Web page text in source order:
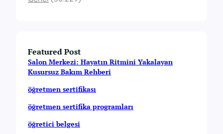
Featured Post
Salon Merkezi: Hayatın Ritmini Yakalayan
Kusursuz Bakım Rehberi
öğretmen sertifikası
öğretmen sertifika programları
öğretici belgesi